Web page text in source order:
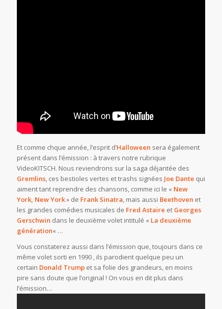
Et comme chque année, l’esprit d’Halloween sera également
présent dans l’émission : à travers notre rubrique
VideoKITSCH. Nous reviendrons sur la saga déjantée des
Gremlins, ces bestioles vertes et trashs signées Joe Dante qui
aiment tant reprendre des chansons, comme ici le « New
York, New York» de Frank Sinatra, mais aussi Beethoven et
les grandes comédies musicales de Fred Astaire et Georges
Gerschwin dans le deuxième volet intitulé « La deuxième
génération« …
Vous constaterez aussi dans l’émission que, toujours dans ce
même volet sorti en 1990 , ils parodient quelque peu un
certain Donald Trumpet sa folie des grandeurs, en moins
pire sans doute que l’original ! On vous en dit plus dans
l’émission…